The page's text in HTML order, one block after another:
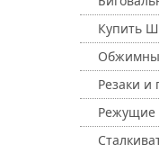
Купить
Резаки и
Режущие